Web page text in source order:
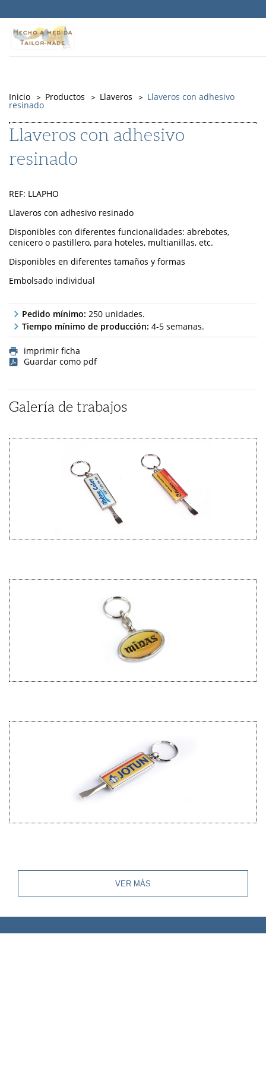
/srv/vhost/objepub.com/home/html/src/themes/Memory/
on line141
Inicio Productos Llaveros Llaveros con adhesivo
resinado
Llaveros con adhesivo
resinado
REF: LLAPHO
Llaveros con adhesivo resinado
Disponibles con diferentes funcionalidades: abrebotes,
cenicero o pastillero, para hoteles, multianillas, etc.
Disponibles en diferentes tamaños y formas
Embolsado individual
Pedido mínimo: 250 unidades.
Tiempo mínimo de producción: 4-5 semanas.
imprimir ficha
Guardar como pdf
Galería de trabajos
VER MÁS